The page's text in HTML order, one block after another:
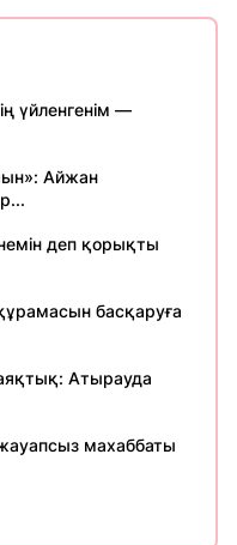
үйленгенім —
Айжан
деп қорықты
басқаруға
Атырауда
махаббаты